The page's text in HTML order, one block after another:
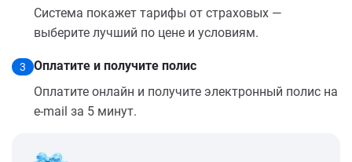
Система покажет тарифы от страховых —
выберите лучший по цене и условиям.
3
Оплатите и получите полис
Оплатите онлайн и получите электронный полис на
e-mail за 5 минут.